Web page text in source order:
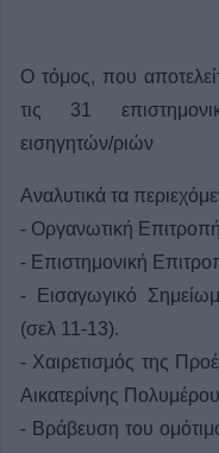
Ο τόμος, που
τις 31
εισηγητών/ριών
Αναλυτικά τα
- Οργανωτική
- Επιστημονική
- Εισαγωγικό
(σελ 11-13).
- Χαιρετισμός της
Αικατερίνης
- Βράβευση του